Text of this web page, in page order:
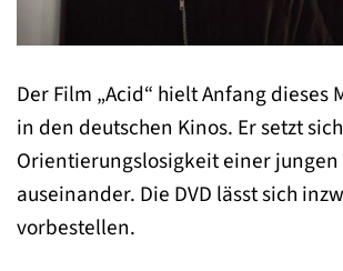
Der Film „Acid“ hielt Anfang dieses
in den deutschen Kinos. Er setzt
Orientierungslosigkeit einer jungen
auseinander. Die DVD lässt sich
vorbestellen.